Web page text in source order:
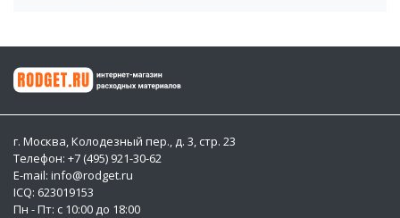
г. Москва, Колодезный пер., д. 3, стр. 23
Телефон: +7 (495) 921-30-62
E-mail: info@rodget.ru
ICQ: 623019153
Пн - Пт: с 10:00 до 18:00